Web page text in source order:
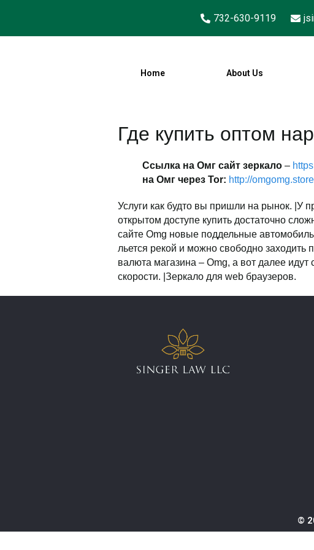
732-630-9119
Home About Us
Где купить оптом
Ссылка на Омг сайт зеркало –
на Омг через Tor: http://omgomg.store
Услуги как будто вы пришли на рынок. |У
открытом доступе купить достаточно
сайте Omg новые поддельные
льется рекой и можно свободно
валюта магазина – Omg, а вот далее
скорости. |Зеркало для web браузеров.
©